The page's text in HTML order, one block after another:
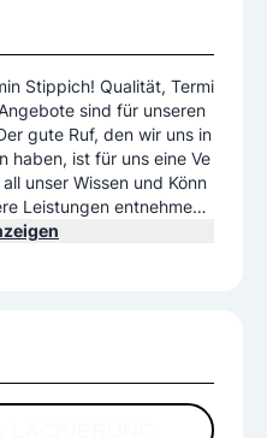
Stippich! Qualität, Termi
sind für unseren
gute Ruf, den wir uns in
haben, ist für uns eine Ve
unser Wissen und Könn
Leistungen entnehmen
Montag